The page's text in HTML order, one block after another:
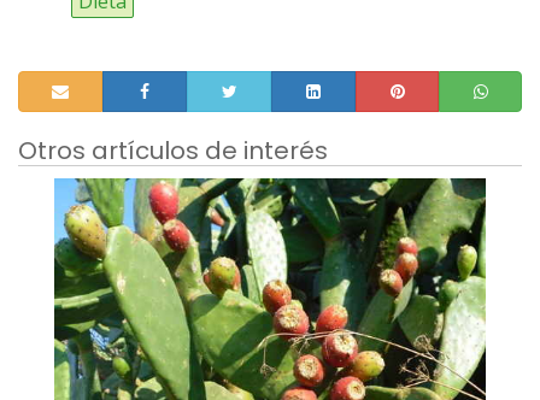
Otros artículos de interés